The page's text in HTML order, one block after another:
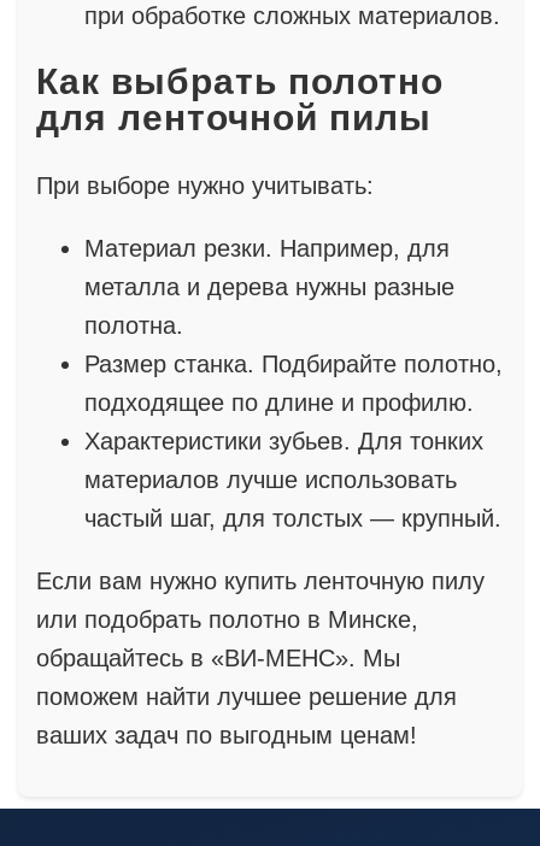
при обработке сложных материалов.
Как выбрать полотно
для ленточной пилы
При выборе нужно учитывать:
Материал резки. Например, для
металла и дерева нужны разные
полотна.
Размер станка. Подбирайте полотно,
подходящее по длине и профилю.
Характеристики зубьев. Для тонких
материалов лучше использовать
частый шаг, для толстых — крупный.
Если вам нужно купить ленточную пилу
или подобрать полотно в Минске,
обращайтесь в «ВИ-МЕНС». Мы
поможем найти лучшее решение для
ваших задач по выгодным ценам!